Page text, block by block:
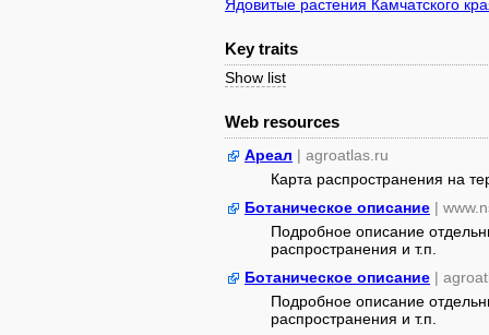
Ядовитые растения Камчатского
Key traits
Show list
Web resources
Ареал | agroatlas.ru
Карта распространения на
Ботаническое описание |
Подробное описание
распространения и т.п.
Ботаническое описание |
Подробное описание
распространения и т.п.